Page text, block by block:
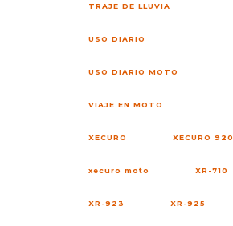
TRAJE DE LLUVIA
USO DIARIO
USO DIARIO MOTO
VIAJE EN MOTO
XECURO XECURO 920
xecuro moto XR-710
XR-923 XR-925